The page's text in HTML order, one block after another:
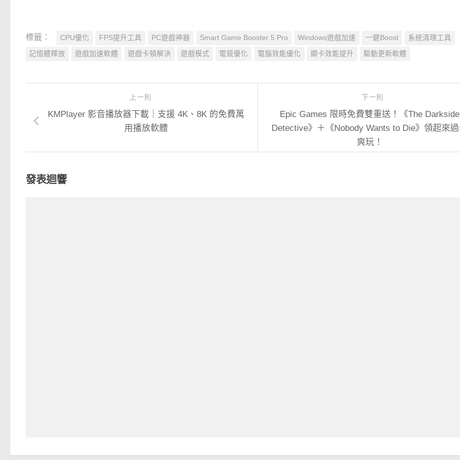
標籤： CPU優化 FPS提升工具 PC遊戲神器 Smart Game Booster 5 Pro Windows遊戲加速 一鍵Boost 系統清理工具
記憶體釋放 遊戲加速軟體 遊戲卡頓解決 遊戲模式 電競優化 電腦效能優化 顯卡效能提升 驅動更新軟體
下一則
Epic Games 限時免費雙重送！《The Darkside
Detective》＋《Nobody Wants to Die》領起來
爽玩！
上一則
KMPlayer 影音播放器下載｜支援 4K、8K 的免費萬
用播放軟體
發表迴響